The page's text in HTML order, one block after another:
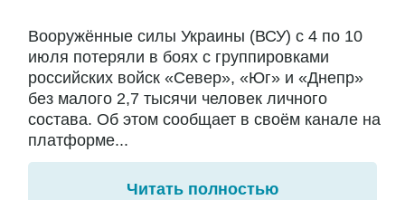
Вооружённые силы Украины (ВСУ) с 4 по 10
июля потеряли в боях с группировками
российских войск «Север», «Юг» и «Днепр»
без малого 2,7 тысячи человек личного
состава. Об этом сообщает в своём канале на
платформе...
Читать полностью